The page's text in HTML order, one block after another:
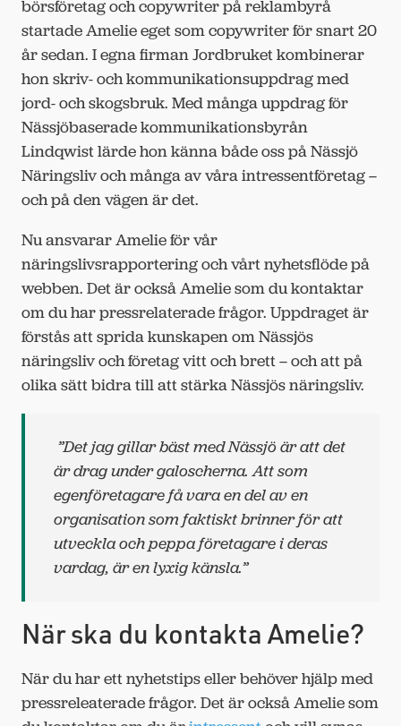
börsföretag och copywriter på reklambyrå
startade Amelie eget som copywriter för snart 20
år sedan. I egna firman Jordbruket kombinerar
hon skriv- och kommunikationsuppdrag med
jord- och skogsbruk. Med många uppdrag för
Nässjöbaserade kommunikationsbyrån
Lindqwist lärde hon känna både oss på Nässjö
Näringsliv och många av våra intressentföretag –
och på den vägen är det.
Nu ansvarar Amelie för vår
näringslivsrapportering och vårt nyhetsflöde på
webben. Det är också Amelie som du kontaktar
om du har pressrelaterade frågor. Uppdraget är
förstås att sprida kunskapen om Nässjös
näringsliv och företag vitt och brett – och att på
olika sätt bidra till att stärka Nässjös näringsliv.
”Det jag gillar bäst med Nässjö är att det
är drag under galoscherna. Att som
egenföretagare få vara en del av en
organisation som faktiskt brinner för att
utveckla och peppa företagare i deras
vardag, är en lyxig känsla.”
När ska du kontakta Amelie?
När du har ett nyhetstips eller behöver hjälp med
pressreleaterade frågor. Det är också Amelie som